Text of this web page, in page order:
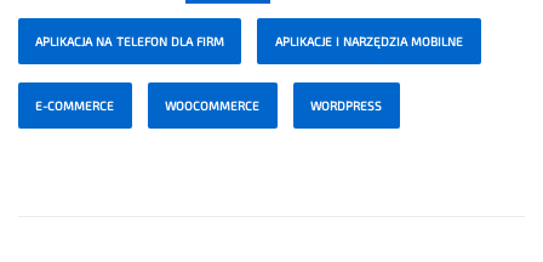
APLIKACJA NA TELEFON DLA FIRM APLIKACJE I NARZĘDZIA MOBILNE
E-COMMERCE WOOCOMMERCE WORDPRESS